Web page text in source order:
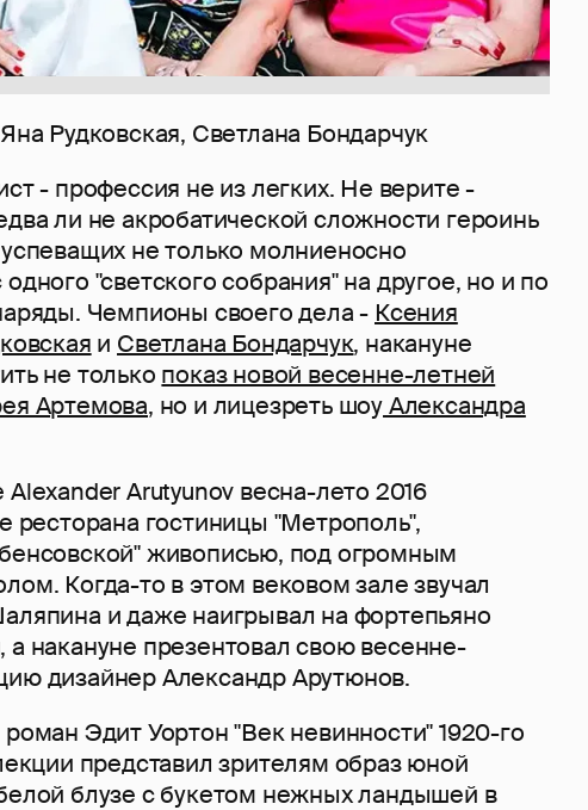
Рудковская, Светлана Бондарчук
- профессия не из легких. Не верите -
ли не акробатической сложности героинь
не только молниеносно
"светского собрания" на другое, но и по
Чемпионы своего дела - Ксения
и Светлана Бондарчук, накануне
не только показ новой весенне-летней
Артемова, но и лицезреть шоуАлександра
Arutyunov весна-лето 2016
ресторана гостиницы "Метрополь",
живописью, под огромным
Когда-то в этом вековом зале звучал
и даже наигрывал на фортепьяно
накануне презентовал свою весенне-
дизайнер Александр Арутюнов.
Эдит Уортон "Век невинности" 1920-го
представил зрителям образ юной
блузе с букетом нежных ландышей в